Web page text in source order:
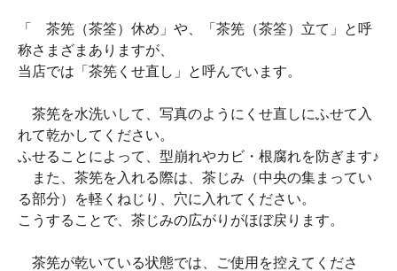
「 茶筅（茶筌）休め」や、「茶筅（茶筌）立て」と呼
称さまざまありますが、
当店では「茶筅くせ直し」と呼んでいます。
茶筅を水洗いして、写真のようにくせ直しにふせて入
れて乾かしてください。
ふせることによって、型崩れやカビ・根腐れを防ぎます♪
また、茶筅を入れる際は、茶じみ（中央の集まってい
る部分）を軽くねじり、穴に入れてください。
こうすることで、茶じみの広がりがほぼ戻ります。
茶筅が乾いている状態では、ご使用を控えてくださ